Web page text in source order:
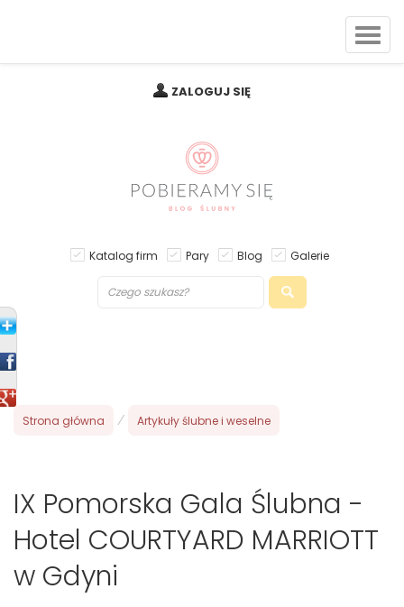
ZALOGUJ SIĘ
Katalog firm Pary Blog Galerie
Strona główna / Artykuły ślubne i weselne
IX Pomorska Gala Ślubna -
Hotel COURTYARD MARRIOTT
w Gdyni